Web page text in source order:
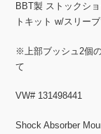
BBT製 ストックシ
トキット w/スリー
※上部ブッシュ2個
て
VW# 131498441
Shock Absorber